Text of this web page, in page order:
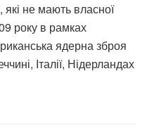
не мають власної
року в рамках
ядерна зброя
Італії, Нідерландах